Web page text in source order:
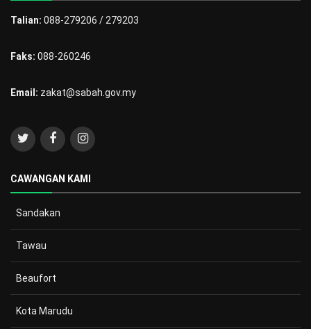
Talian: 088-279206 / 279203
Faks: 088-260246
Email: zakat@sabah.gov.my
CAWANGAN KAMI
Sandakan
Tawau
Beaufort
Kota Marudu